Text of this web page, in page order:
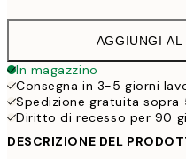
AGGIUNGI
In magazzino
Consegna in 3-5 giorni
Spedizione gratuita sopra
Diritto di recesso per 90
DESCRIZIONE DEL